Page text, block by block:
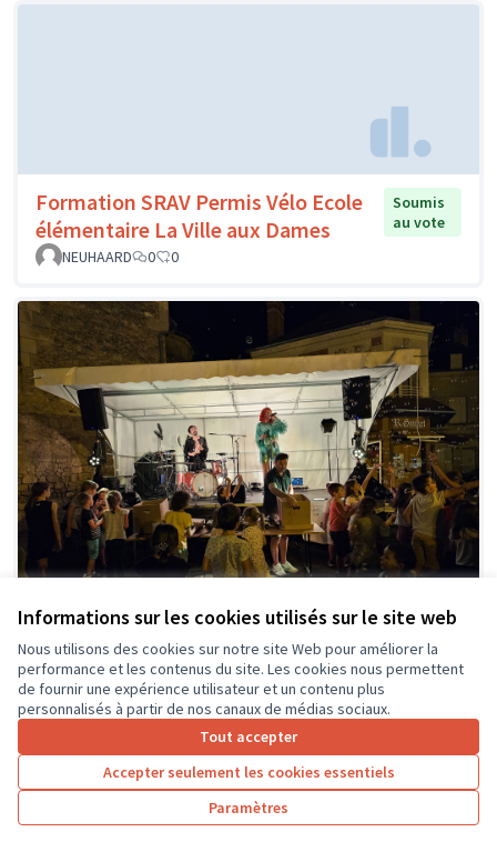
Informations sur les cookies utilisés sur le site web
Nous utilisons des cookies sur notre site Web pour améliorer la
performance et les contenus du site. Les cookies nous permettent
de fournir une expérience utilisateur et un contenu plus
personnalisés à partir de nos canaux de médias sociaux.
Tout accepter
Accepter seulement les cookies essentiels
Paramètres
Formation SRAV Permis Vélo Ecole
élémentaire La Ville aux Dames
Soumis
au vote
NEUHAARD
0 0
Remorque Podium pour le Comité
des Fêtes et Inter Associations
Soumis
0